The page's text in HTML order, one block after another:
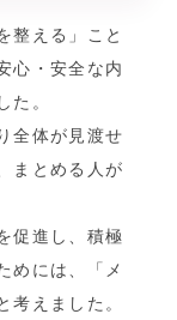
整える」こと
心・安全な内
た。
全体が見渡せ
まとめる人が
促進し、積極
めには、「メ
考えました。